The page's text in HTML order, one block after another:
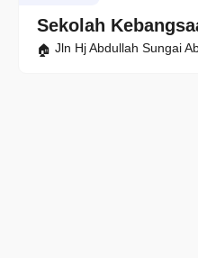
Sekolah
Jln Hj Abdullah Sungai